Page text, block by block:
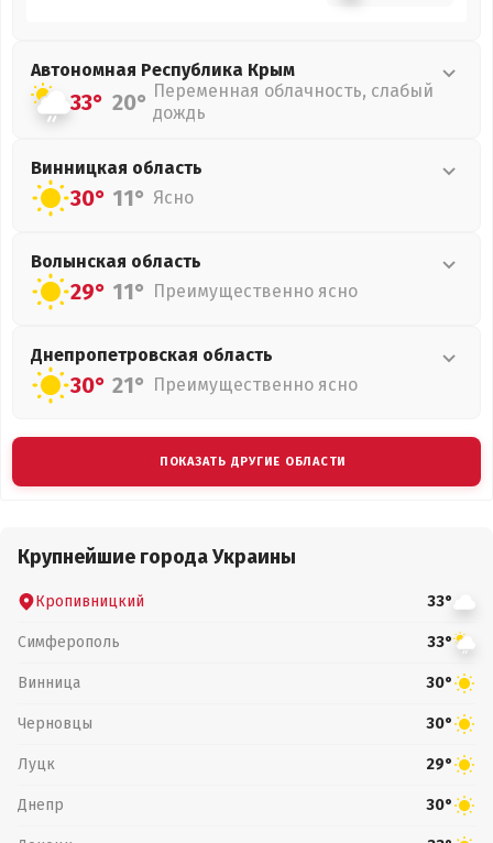
Автономная Республика Крым
33° 20° Переменная облачность, слабый
дождь
Винницкая область
30° 11° Ясно
Волынская область
29° 11° Преимущественно ясно
Днепропетровская область
30° 21° Преимущественно ясно
ПОКАЗАТЬ ДРУГИЕ ОБЛАСТИ
Крупнейшие города Украины
Кропивницкий 33°
Симферополь 33°
Винница 30°
Черновцы 30°
Луцк 29°
Днепр 30°